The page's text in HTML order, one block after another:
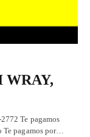
WRAY,
Te pagamos
Te pagamos por…